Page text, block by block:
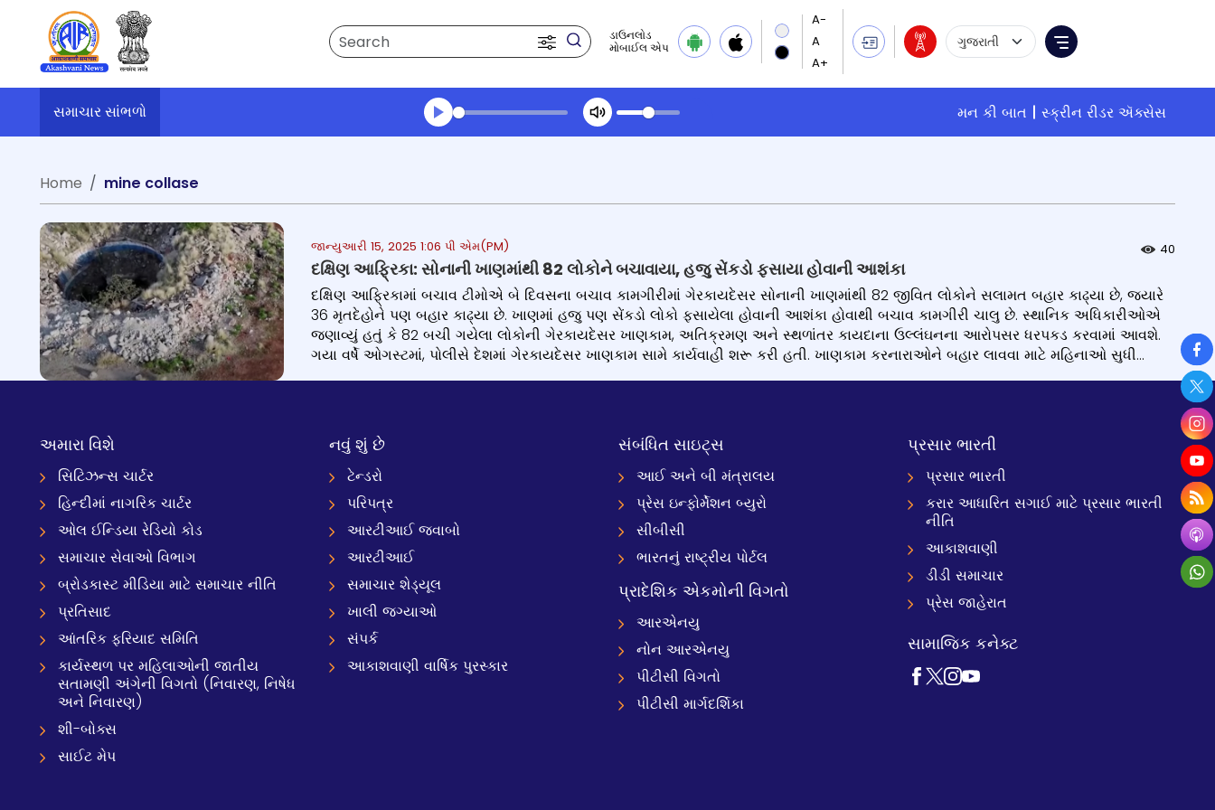
Search
ડાઉનલોડ
મોબાઈલ એપ
Language Selection
Menu
સમાચાર સાંભળો મન કી બાત
સ્ક્રીન રીડર ઍક્સેસ
Transcript summary
Home
mine collase
જાન્યુઆરી 15, 2025 1:06 પી એમ(PM) 40
દક્ષિણ આફ્રિકા: સોનાની ખાણમાંથી 82 લોકોને બચાવાયા, હજુ સેંકડો ફસાયા હોવાની આશંકા
દક્ષિણ આફ્રિકામાં બચાવ ટીમોએ બે દિવસના બચાવ કામગીરીમાં ગેરકાયદેસર સોનાની ખાણમાંથી 82 જીવિત લોકોને સલામત બહાર કાઢ્યા છે, જ્યારે
36 મૃતદેહોને પણ બહાર કાઢ્યા છે. ખાણમાં હજુ પણ સેંકડો લોકો ફસાયેલા હોવાની આશંકા હોવાથી બચાવ કામગીરી ચાલુ છે. સ્થાનિક અધિકારીઓએ
જણાવ્યું હતું કે 82 બચી ગયેલા લોકોની ગેરકાયદેસર ખાણકામ, અતિક્રમણ અને સ્થળાંતર કાયદાના ઉલ્લંઘનના આરોપસર ધરપકડ કરવામાં આવશે.
ગયા વર્ષે ઓગસ્ટમાં, પોલીસે દેશમાં ગેરકાયદેસર ખાણકામ સામે કાર્યવાહી શરૂ કરી હતી. ખાણકામ કરનારાઓને બહાર લાવવા માટે મહિનાઓ સુધી...
અમારા વિશે
સિટિઝન્સ ચાર્ટર
હિન્દીમાં નાગરિક ચાર્ટર
ઓલ ઈન્ડિયા રેડિયો કોડ
સમાચાર સેવાઓ વિભાગ
બ્રોડકાસ્ટ મીડિયા માટે સમાચાર નીતિ
પ્રતિસાદ
આંતરિક ફરિયાદ સમિતિ
કાર્યસ્થળ પર મહિલાઓની જાતીય
સતામણી અંગેની વિગતો (નિવારણ, નિષેધ
અને નિવારણ)
શી-બોક્સ
સાઈટ મેપ
નવું શું છે
ટેન્ડરો
પરિપત્ર
આરટીઆઈ જવાબો
આરટીઆઈ
સમાચાર શેડ્યૂલ
ખાલી જગ્યાઓ
સંપર્ક
આકાશવાણી વાર્ષિક પુરસ્કાર
સંબંધિત સાઇટ્સ
આઈ અને બી મંત્રાલય
પ્રેસ ઇન્ફોર્મેશન બ્યુરો
સીબીસી
ભારતનું રાષ્ટ્રીય પોર્ટલ
પ્રાદેશિક એકમોની વિગતો
આરએનયુ
નોન આરએનયુ
પીટીસી વિગતો
પીટીસી માર્ગદર્શિકા
પ્રસાર ભારતી
પ્રસાર ભારતી
કરાર આધારિત સગાઈ માટે પ્રસાર ભારતી
નીતિ
આકાશવાણી
ડીડી સમાચાર
પ્રેસ જાહેરાત
સામાજિક કનેક્ટ